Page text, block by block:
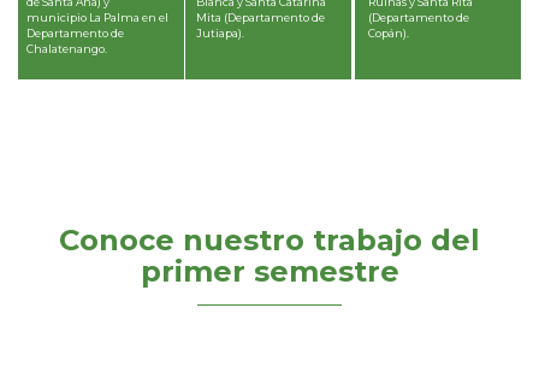
municipio La Palma en el
Departamento de
Chalatenango.
Mita (Departamento de
Jutiapa).
(Departamento de
Copán).
Conoce nuestro trabajo del
primer semestre